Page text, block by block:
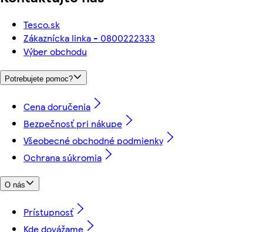
Tesco.sk
Zákaznícka linka - 0800222333
Výber obchodu
Potrebujete pomoc?
Cena doručenia
Bezpečnosť pri nákupe
Všeobecné obchodné podmienky
Ochrana súkromia
O nás
Prístupnosť
Kde dovážame